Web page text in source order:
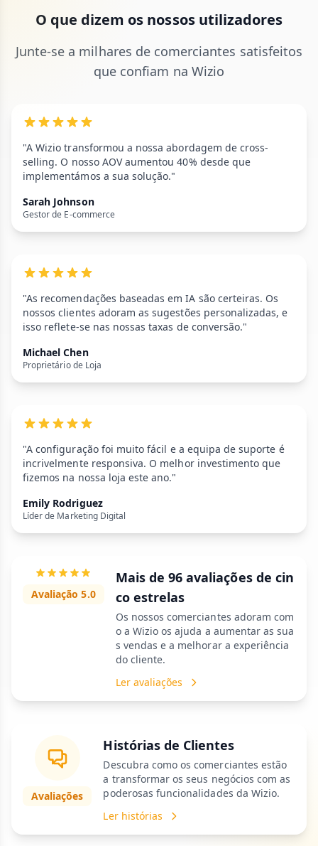
O que dizem os nossos utilizadores
Junte-se a milhares de comerciantes satisfeitos
que confiam na Wizio
"A Wizio transformou a nossa abordagem de cross-
selling. O nosso AOV aumentou 40% desde que
implementámos a sua solução."
Sarah Johnson
Gestor de E-commerce
"As recomendações baseadas em IA são certeiras. Os
nossos clientes adoram as sugestões personalizadas, e
isso reflete-se nas nossas taxas de conversão."
Michael Chen
Proprietário de Loja
"A configuração foi muito fácil e a equipa de suporte é
incrivelmente responsiva. O melhor investimento que
fizemos na nossa loja este ano."
Emily Rodriguez
Líder de Marketing Digital
Avaliação 5.0
Mais de 96 avaliações de cin
co estrelas
Os nossos comerciantes adoram com
o a Wizio os ajuda a aumentar as sua
s vendas e a melhorar a experiência
do cliente.
Ler avaliações
Avaliações
Histórias de Clientes
Descubra como os comerciantes estão
a transformar os seus negócios com as
poderosas funcionalidades da Wizio.
Ler histórias